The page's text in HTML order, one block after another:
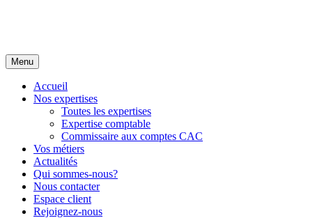
Menu
Accueil
Nos expertises
Toutes les expertises
Expertise comptable
Commissaire aux comptes CAC
Vos métiers
Actualités
Qui sommes-nous?
Nous contacter
Espace client
Rejoignez-nous